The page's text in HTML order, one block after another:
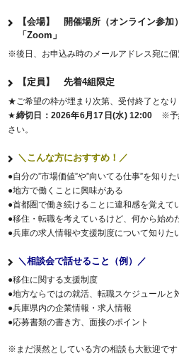
【会場】
開催場所（オンライン参
「Zoom」
※後日、お申込み時のメールアドレス宛に
【定員】先着4組限定
★ご希望の枠が埋まり次第、受付終了となり
★締切日：2026年6月17日(水) 12:00※予約
さい。
＼こんな方におすすめ！／
●自分の”市場価値”や”向いてる仕事”を知りた
●地方で働くことに興味がある
●首都圏で働き続けることに違和感を覚えて
●移住・転職を考えているけど、何から始め
●兵庫の求人情報や支援制度について知りた
＼相談会で話せること（例）／
●移住に関する支援制度
●地方ならではの就活、転職スケジュールと
●兵庫県内の企業情報・求人情報
●応募書類の書き方、面接のポイント
※まだ漠然としている方の相談も大歓迎です